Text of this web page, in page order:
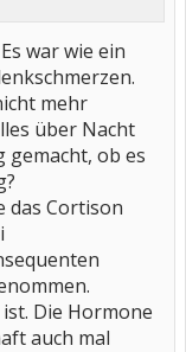
war wie ein
mehr
über Nacht
gemacht, ob es
das Cortison
Die Hormone
auch mal